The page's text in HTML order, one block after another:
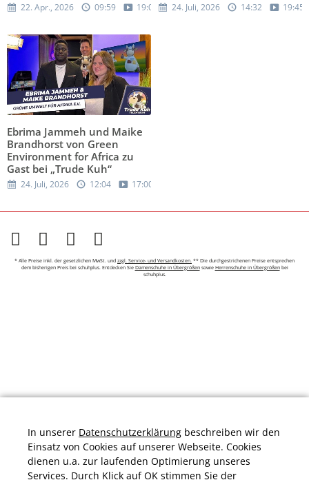
22. Apr., 2026 09:59 19:05 24. Juli, 2026 14:32 19:45
Ebrima Jammeh und Maike
Brandhorst von Green
Environment for Africa zu
Gast bei „Trude Kuh“
24. Juli, 2026 12:04 17:00
* Alle Preise inkl. der gesetzlichen MwSt. und zzgl. Service- und Versandkosten. ** Die durchgestrichenen Preise entsprechen
dem bisherigen Preis bei schuhplus. Entdecken Sie Damenschuhe in Übergrößensowie Herrenschuhe in Übergrößenbei
schuhplus.
In unserer Datenschutzerklärung beschreiben wir den
Einsatz von Cookies auf unserer Webseite. Cookies
dienen u.a. zur laufenden Optimierung unseres
Services. Durch Klick auf OK stimmen Sie der